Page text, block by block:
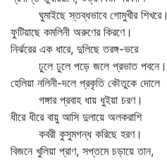
ঘুমাইছে স্তব্ধভাবে গোমুখীর শিখরে।
ফুটিয়াছে কমলিনী অরুণের কিরণে।
নির্ঝরের এক ধারে, দুলিছে তরঙ্গ-ভরে
ঢুলে ঢুলে পড়ে জলে প্রভাত পবনে।
হেলিয়া নলিনী-দলে প্রকৃতি কৌতুকে দোলে
গঙ্গার প্রবাহ ধায় ধুইয়া চরণ।
ধীরে ধীরে বায়ু আসি দুলায়ে অলকরাশি
কবরী কুসুমগন্ধ করিছে হরণ।
বিজনে খুলিয়া প্রাণ, সপ্তমে চড়ায়ে তান,